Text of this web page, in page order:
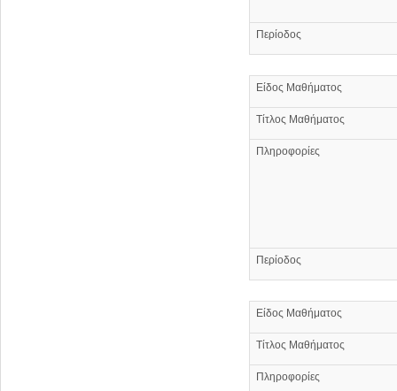
Περίοδος
Είδος Μαθήματος
Τίτλος Μαθήματος
Πληροφορίες
Περίοδος
Είδος Μαθήματος
Τίτλος Μαθήματος
Πληροφορίες